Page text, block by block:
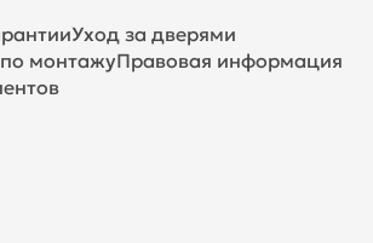
Уход за дверями
монтажуПравовая информация